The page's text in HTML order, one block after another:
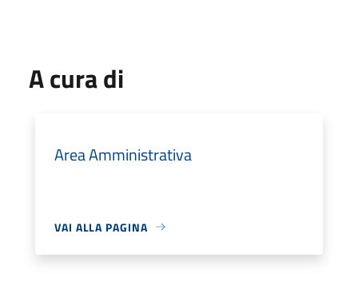
A cura di
Area Amministrativa
VAI ALLA PAGINA